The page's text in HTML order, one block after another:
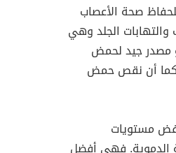
صحة الأعصاب
الجلد وهي
مصدر جيد لحمض
كما أن نقص حمض
مستويات
الدموية. فهي أفضل